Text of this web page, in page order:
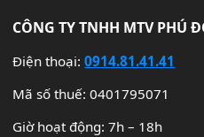
CÔNG TY TNHH MTV PHÚ
Điện thoại:0914.81.41.41
Mã số thuế: 0401795071
Giờ hoạt động: 7h – 18h